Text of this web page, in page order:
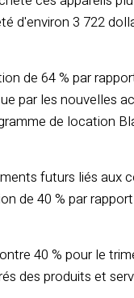
d'environ 3 722
de 64 % par
par les nouvelles
de location
futurs liés aux
de 40 % par
40 % pour le
des produits et